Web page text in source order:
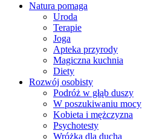
Natura pomaga
Uroda
Terapie
Joga
Apteka przyrody
Magiczna kuchnia
Diety
Rozwój osobisty
Podróż w głąb duszy
W poszukiwaniu mocy
Kobieta i mężczyzna
Psychotesty
Wróżka dla ducha